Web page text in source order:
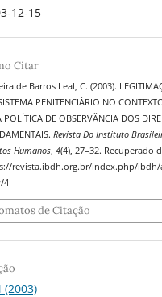
12-15
Citar
de Barros Leal, C. (2003).
PENITENCIÁRIO NO
POLÍTICA DE OBSERVÂNCIA DOS
Revista Do Instituto
Humanos,4(4), 27–32. Recuperado
revista.ibdh.org.br/index.php/ibdh/
4
de Citação
(2003)